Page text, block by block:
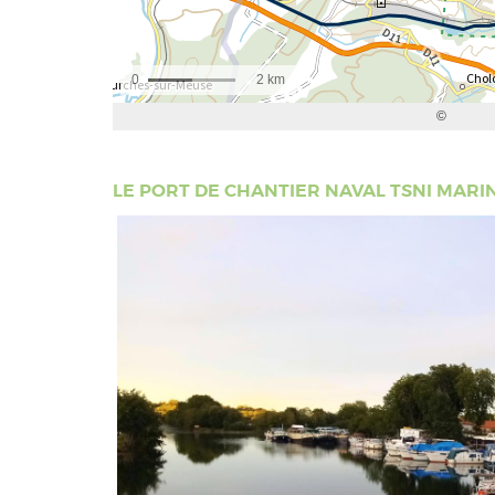
LE PORT DE CHANTIER NAVAL TSNI